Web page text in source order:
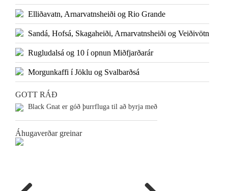
Elliðavatn, Arnarvatnsheiði og Rio Grande
Sandá, Hofsá, Skagaheiði, Arnarvatnsheiði og Veiðivötn
Rugludalsá og 10 í opnun Miðfjarðarár
Morgunkaffi í Jöklu og Svalbarðsá
GOTT RÁÐ
Black Gnat er góð þurrfluga til að byrja með
Áhugaverðar greinar